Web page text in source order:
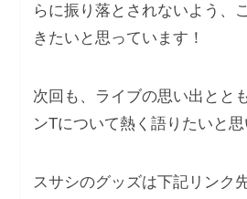
らに振り落とされないよう、
きたいと思っています！
次回も、ライブの思い出とと
ンTについて熱く語りたいと思
スサシのグッズは下記リンク